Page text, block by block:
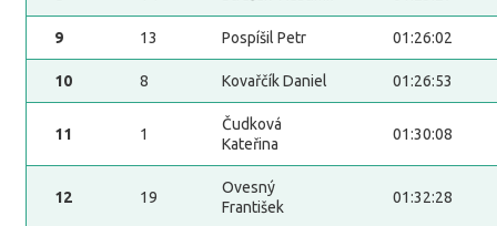
9 13 Pospíšil Petr 01:26:02
10 8 Kovařčík Daniel 01:26:53
11 1
Čudková
Kateřina
01:30:08
12 19
Ovesný
František
01:32:28